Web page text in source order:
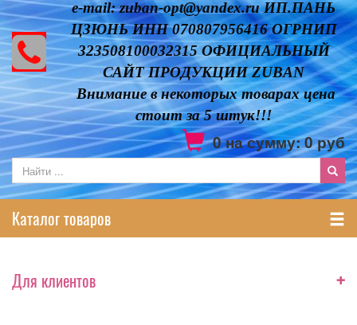
e-mail: zuban-opt@yandex.ru ИП.ПАНЬ
ЦЗЮНЬ ИНН 070807956416 ОГРНИП
323508100032315 ОФИЦИАЛЬНЫЙ
САЙТ ПРОДУКЦИИ ZUBAN
Внимание в некоторых товарах цена
стоит за 5 штук!!!
0на сумму:0руб
Каталог товаров
Для клиентов +